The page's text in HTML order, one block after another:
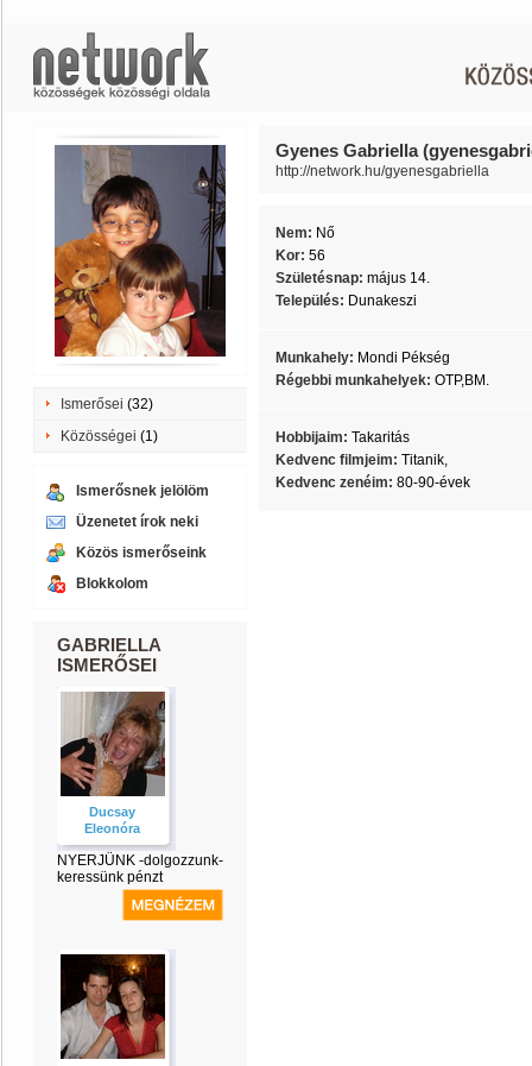
Ismerősei (32)
Közösségei (1)
Ismerősnek jelölöm
Üzenetet írok neki
Közös ismerőseink
Blokkolom
GABRIELLA
ISMERŐSEI
Ducsay
Eleonóra
NYERJÜNK -dolgozzunk-
keressünk pénzt
Gyenes Gabriella
http://network.hu/gyenesgabriella
Nem: Nő
Kor: 56
Születésnap: május 14.
Település: Dunakeszi
Munkahely: Mondi Pékség
Régebbi munkahelyek: OTP,BM.
Hobbijaim: Takaritás
Kedvenc filmjeim: Titanik,
Kedvenc zenéim: 80-90-évek